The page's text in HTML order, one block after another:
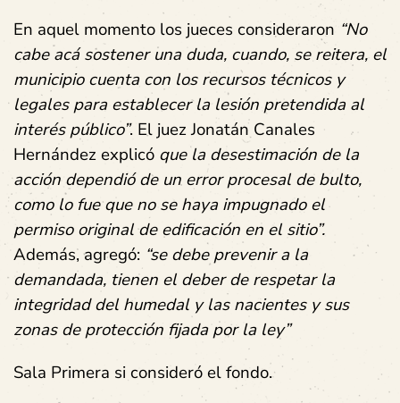
En aquel momento los jueces consideraron “No
cabe acá sostener una duda, cuando, se reitera, el
municipio cuenta con los recursos técnicos y
legales para establecer la lesión pretendida al
interés público”. El juez Jonatán Canales
Hernández explicó que la desestimación de la
acción dependió de un error procesal de bulto,
como lo fue que no se haya impugnado el
permiso original de edificación en el sitio”.
Además, agregó: “se debe prevenir a la
demandada, tienen el deber de respetar la
integridad del humedal y las nacientes y sus
zonas de protección fijada por la ley”
Sala Primera si consideró el fondo.